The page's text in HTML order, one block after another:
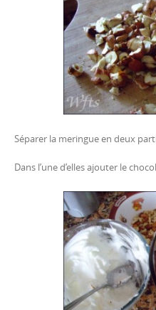
Séparer la meringue en deux
Dans l’une d’elles ajouter le